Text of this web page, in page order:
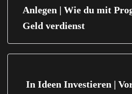
Anlegen | Wie du mit
Geld verdienst
In Ideen Investieren |